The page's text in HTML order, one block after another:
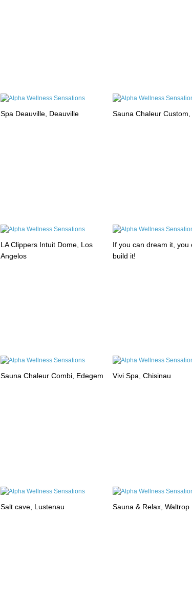
Spa Deauville, Deauville Sauna Chaleur
LA Clippers Intuit Dome, Los
Angelos
If you can dream it, you
build it!
Sauna Chaleur Combi, Edegem Vivi Spa, Chisinau
Salt cave, Lustenau Sauna & Relax, Waltrop